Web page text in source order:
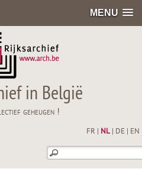
MENU
in België
geheugen !
FR NL| DE EN